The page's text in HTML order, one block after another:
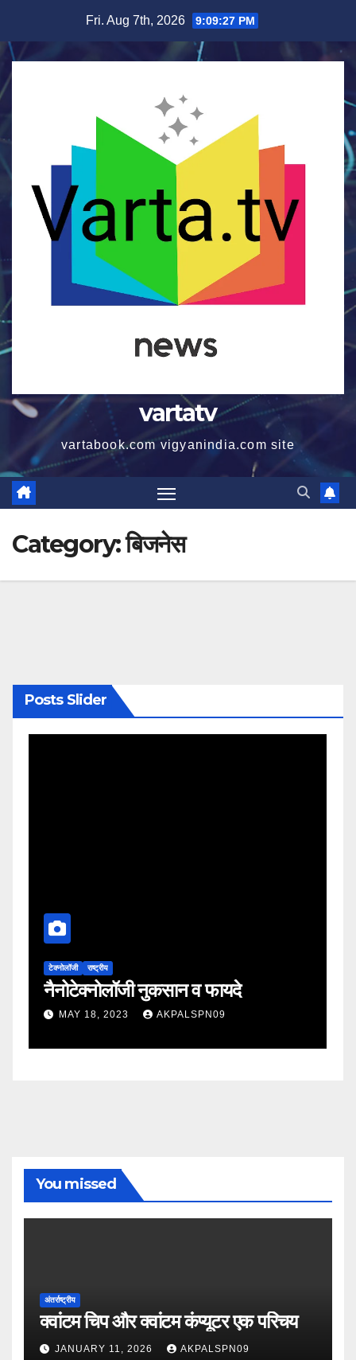
content
Fri. Aug 7th, 2026 9:09:27 PM
vartatv
vartabook.com vigyanindia.com site
Category:बिजनेस
Posts Slider
टेक्नोलॉजी राष्ट्रीय
नैनोटेक्नोलॉजी नुकसान व फायदे
MAY 18, 2023 AKPALSPN09
You missed
अंतर्राष्ट्रीय
क्वांटम चिप और क्वांटम कंप्यूटर एक परिचय
JANUARY 11, 2026 AKPALSPN09